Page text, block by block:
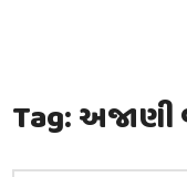
Tag:અજાણી